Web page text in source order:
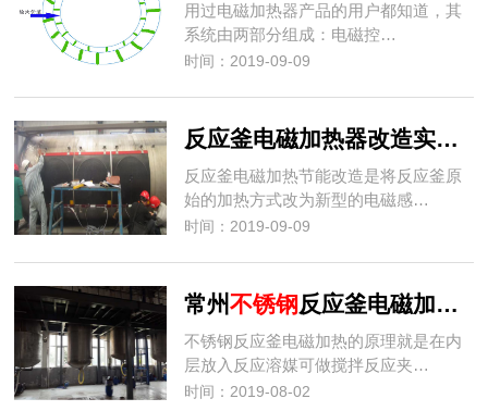
用过电磁加热器产品的用户都知道，其
系统由两部分组成：电磁控…
时间：2019-09-09
反应釜电磁加热器改造实际案例
反应釜电磁加热节能改造是将反应釜原
始的加热方式改为新型的电磁感…
时间：2019-09-09
常州不锈钢 反应釜电磁加热器特点
不锈钢反应釜电磁加热的原理就是在内
层放入反应溶媒可做搅拌反应夹…
时间：2019-08-02